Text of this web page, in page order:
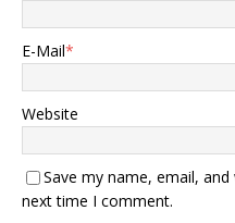
E-Mail*
Website
Save my name, email,
next time I comment.